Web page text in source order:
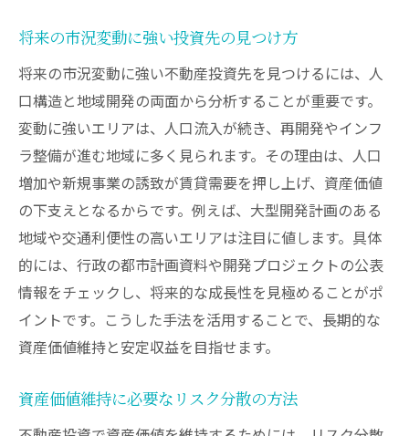
将来の市況変動に強い投資先の見つけ方
将来の市況変動に強い不動産投資先を見つけるには、人
口構造と地域開発の両面から分析することが重要です。
変動に強いエリアは、人口流入が続き、再開発やインフ
ラ整備が進む地域に多く見られます。その理由は、人口
増加や新規事業の誘致が賃貸需要を押し上げ、資産価値
の下支えとなるからです。例えば、大型開発計画のある
地域や交通利便性の高いエリアは注目に値します。具体
的には、行政の都市計画資料や開発プロジェクトの公表
情報をチェックし、将来的な成長性を見極めることがポ
イントです。こうした手法を活用することで、長期的な
資産価値維持と安定収益を目指せます。
資産価値維持に必要なリスク分散の方法